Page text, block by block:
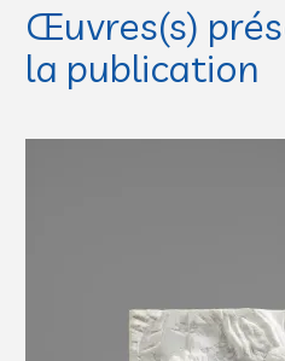
Œuvres(s)
la publication